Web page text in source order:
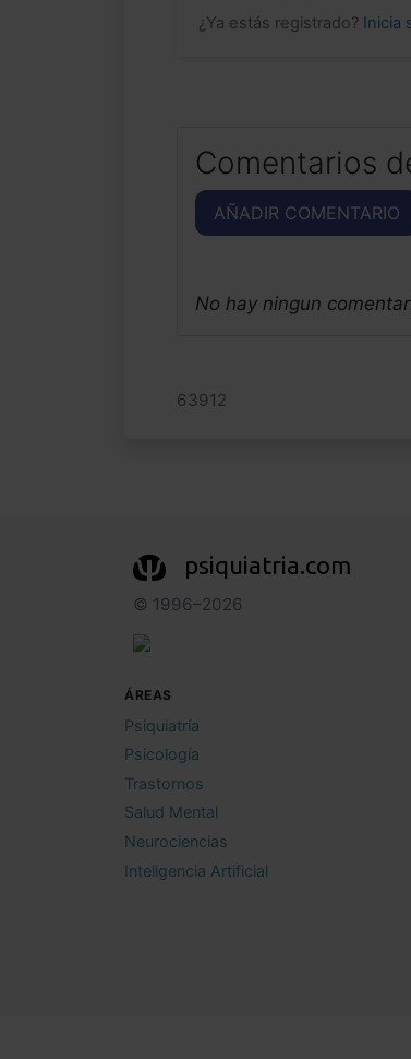
¿Ya estás registrado? Inicia
Comentarios
AÑADIR COMENTARIO
No hay ningun
63912
psiquiatria.com
© 1996–2026
ÁREAS
Psiquiatría
Psicología
Trastornos
Salud Mental
Neurociencias
Inteligencia Artificial